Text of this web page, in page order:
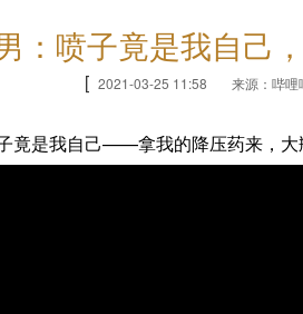
：喷子竟是我自己
[ 2021-03-25 11:58 来源：哔哩
子竟是我自己——拿我的降压药来，